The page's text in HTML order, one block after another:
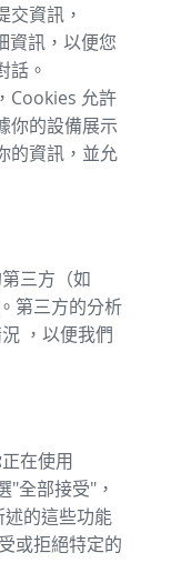
交資訊，
資訊，以便您
話。
Cookies 允許
你的設備展示
的資訊，並允
三方（如
第三方的分析
，以便我們
在使用
"全部接受"，
的這些功能
或拒絕特定的